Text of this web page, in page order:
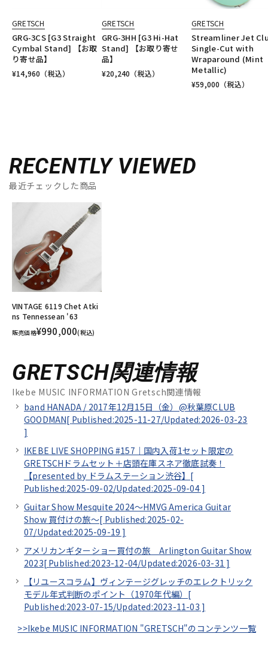
GRETSCH
GRG-3CS [G3 Straight
Cymbal Stand] 【お取
り寄せ品】
¥14,960 （税込）
GRETSCH
GRG-3HH [G3 Hi-Hat
Stand] 【お取り寄せ
品】
¥20,240 （税込）
GRETSCH
Streamliner Jet
Single-Cut with
Wraparound (Mint
Metallic)
¥59,000 （税込）
RECENTLY VIEWED
最近チェックした商品
VINTAGE 6119 Chet Atki
ns Tennessean '63
販売価格¥990,000(税込)
GRETSCH関連情報
Ikebe MUSIC INFORMATION Gretsch関連情報
band HANADA / 2017年12月15日（金）@秋葉原CLUB
GOODMAN[ Published:2025-11-27/Updated:2026-03-23
]
IKEBE LIVE SHOPPING #157｜国内入荷1セット限定の
GRETSCHドラムセット＋店頭在庫スネア徹底試奏！
【presented by ドラムステーション渋谷】[
Published:2025-09-02/Updated:2025-09-04]
Guitar Show Mesquite 2024～HMVG America Guitar
Show 買付けの旅～[ Published:2025-02-
07/Updated:2025-09-19 ]
アメリカンギターショー買付の旅 Arlington Guitar Show
2023[ Published:2023-12-04/Updated:2026-03-31 ]
【リユースコラム】ヴィンテージグレッチのエレクトリック
モデル年式判断のポイント（1970年代編）[
Published:2023-07-15/Updated:2023-11-03 ]
>>Ikebe MUSIC INFORMATION "GRETSCH"のコンテンツ一覧